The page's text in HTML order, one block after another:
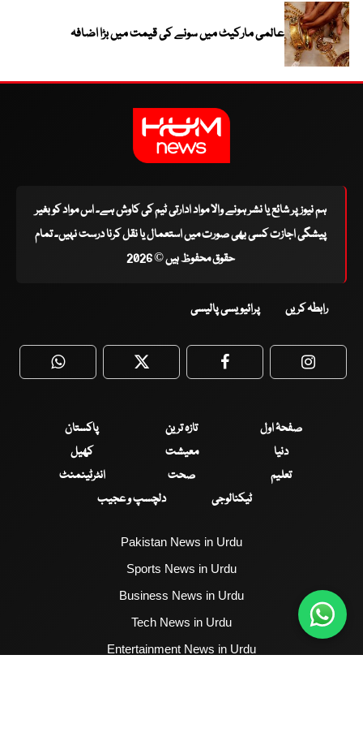
عالمی مارکیٹ میں سونے کی قیمت میں بڑا اضافہ
ہم نیوز پر شائع یا نشر ہونے والا مواد ادارتی ٹیم کی کاوش ہے۔ اس مواد کو بغیر
پیشگی اجازت کسی بھی صورت میں استعمال یا نقل کرنا درست نہیں۔ تمام
حقوق محفوظ ہیں © 2026
رابطہ کریں پرائیویسی پالیسی
WhatsApp Twitter Facebook
صفحۂ اول تازہ ترین
پاکستان
دنیا
معیشت
کھیل
تعلیم
صحت
انٹرٹینمنٹ
ٹیکنالوجی
دلچسپ و عجیب
Pakistan News in Urdu
Sports News in Urdu
Business News in Urdu
Tech News in Urdu
Entertainment News in Urdu